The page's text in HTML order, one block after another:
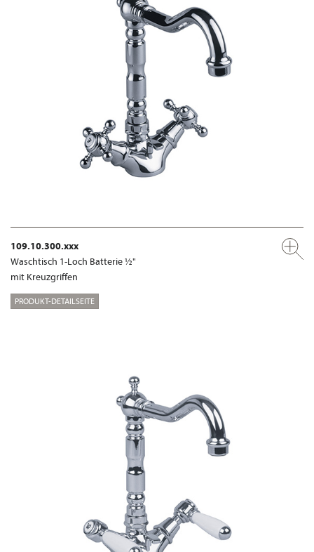
109.10.300.xxx
Waschtisch 1-Loch Batterie ½"
mit Kreuzgriffen
PRODUKT-DETAILSEITE